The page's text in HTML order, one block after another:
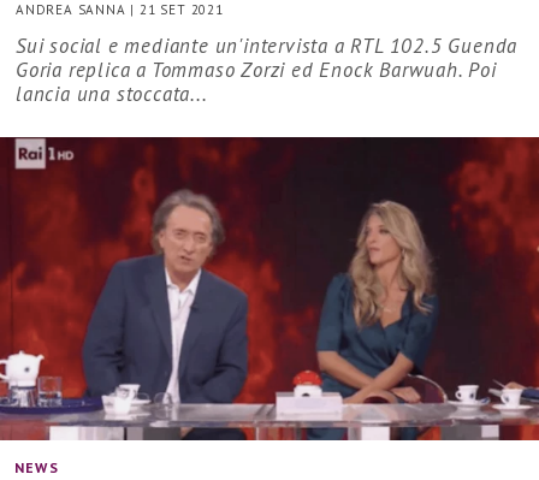
ANDREA SANNA |21 SET 2021
Sui social e mediante un'intervista a RTL 102.5 Guenda
Goria replica a Tommaso Zorzi ed Enock Barwuah. Poi
lancia una stoccata...
NEWS